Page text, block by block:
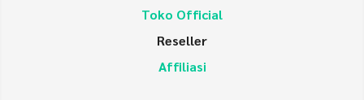
Toko Official
Reseller
Affiliasi